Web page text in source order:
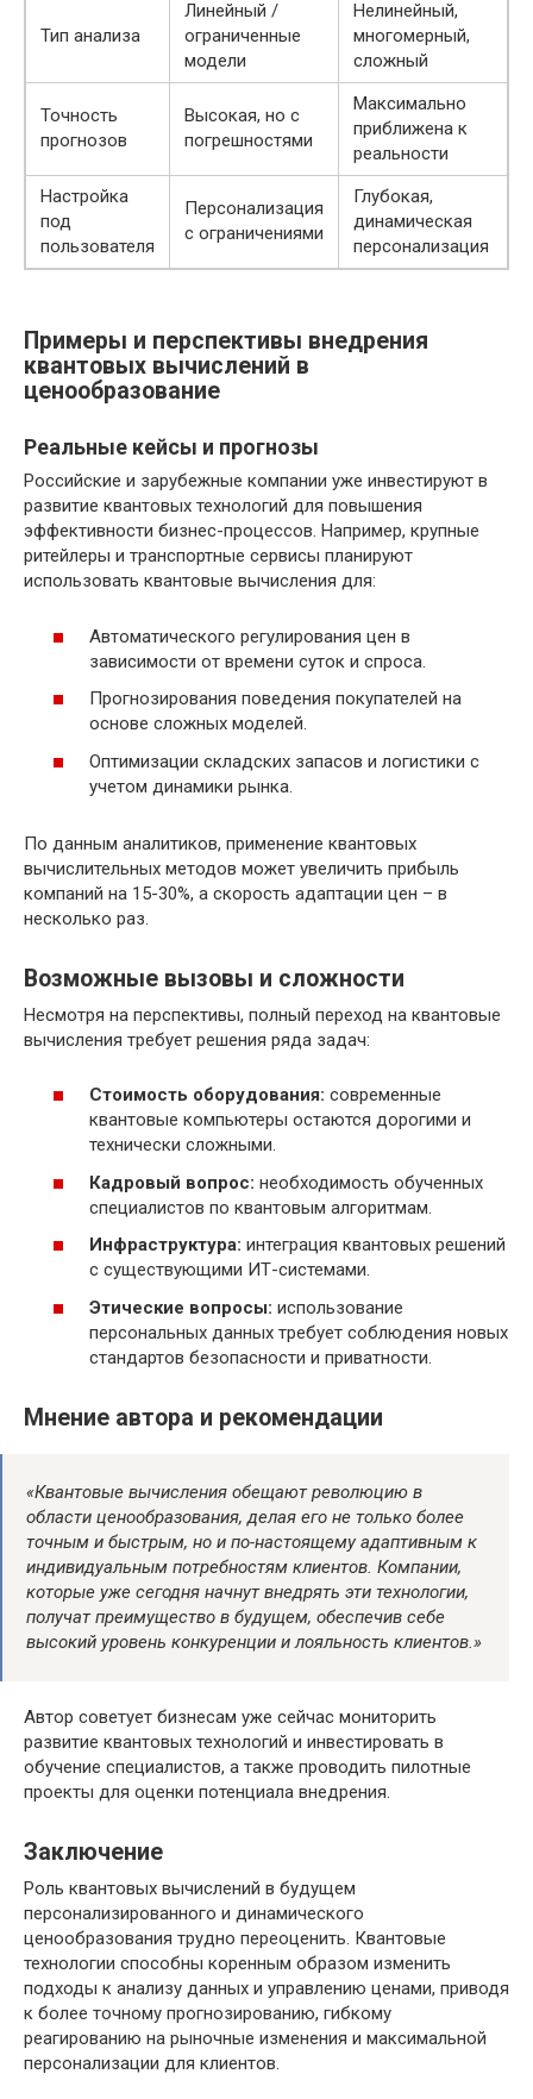
Тип анализа
Линейный /
ограниченные
модели
Нелинейный,
многомерный,
сложный
Точность
прогнозов
Высокая, но с
погрешностями
Максимально
приближена к
реальности
Настройка
под
пользователя
Персонализация
с ограничениями
Глубокая,
динамическая
персонализация
Примеры и перспективы внедрения
квантовых вычислений в
ценообразование
Реальные кейсы и прогнозы
Российские и зарубежные компании уже инвестируют в
развитие квантовых технологий для повышения
эффективности бизнес-процессов. Например, крупные
ритейлеры и транспортные сервисы планируют
использовать квантовые вычисления для:
Автоматического регулирования цен в
зависимости от времени суток и спроса.
Прогнозирования поведения покупателей на
основе сложных моделей.
Оптимизации складских запасов и логистики с
учетом динамики рынка.
По данным аналитиков, применение квантовых
вычислительных методов может увеличить прибыль
компаний на 15-30%, а скорость адаптации цен – в
несколько раз.
Возможные вызовы и сложности
Несмотря на перспективы, полный переход на квантовые
вычисления требует решения ряда задач:
Стоимость оборудования: современные
квантовые компьютеры остаются дорогими и
технически сложными.
Кадровый вопрос: необходимость обученных
специалистов по квантовым алгоритмам.
Инфраструктура: интеграция квантовых решений
с существующими ИТ-системами.
Этические вопросы: использование
персональных данных требует соблюдения новых
стандартов безопасности и приватности.
Мнение автора и рекомендации
«Квантовые вычисления обещают революцию в
области ценообразования, делая его не только более
точным и быстрым, но и по-настоящему адаптивным к
индивидуальным потребностям клиентов. Компании,
которые уже сегодня начнут внедрять эти технологии,
получат преимущество в будущем, обеспечив себе
высокий уровень конкуренции и лояльность клиентов.»
Автор советует бизнесам уже сейчас мониторить
развитие квантовых технологий и инвестировать в
обучение специалистов, а также проводить пилотные
проекты для оценки потенциала внедрения.
Заключение
Роль квантовых вычислений в будущем
персонализированного и динамического
ценообразования трудно переоценить. Квантовые
технологии способны коренным образом изменить
подходы к анализу данных и управлению ценами, приводя
к более точному прогнозированию, гибкому
реагированию на рыночные изменения и максимальной
персонализации для клиентов.